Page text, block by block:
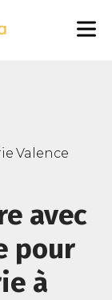
Valence
avec
pour
à